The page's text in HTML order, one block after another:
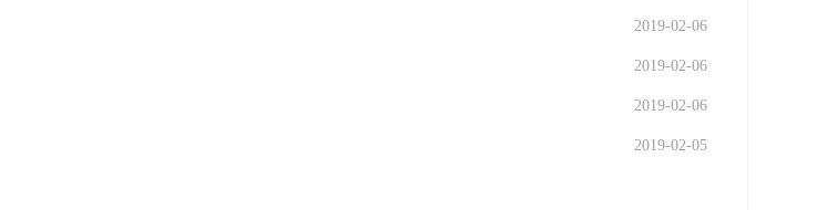
2019-02-06
2019-02-06
2019-02-06
2019-02-05